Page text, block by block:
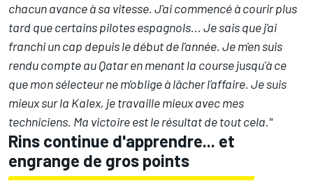
chacun avance à sa vitesse. J'ai commencé à courir plus
tard que certains pilotes espagnols... Je sais que j'ai
franchi un cap depuis le début de l'année. Je m'en suis
rendu compte au Qatar en menant la course jusqu'à ce
que mon sélecteur ne m'oblige à lâcher l'affaire. Je suis
mieux sur la Kalex, je travaille mieux avec mes
techniciens. Ma victoire est le résultat de tout cela."
Rins continue d'apprendre... et
engrange de gros points